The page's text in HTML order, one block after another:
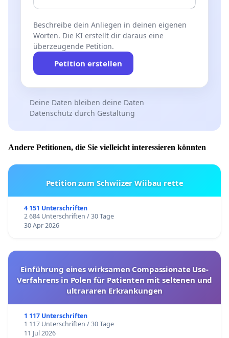
Beschreibe dein Anliegen in deinen eigenen
Worten. Die KI erstellt dir daraus eine
überzeugende Petition.
Petition erstellen
Deine Daten bleiben deine Daten
Datenschutz durch Gestaltung
Andere Petitionen, die Sie vielleicht interessieren könnten
Petition zum Schwiizer Wiibau rette
4 151 Unterschriften
2 684 Unterschriften / 30 Tage
30 Apr 2026
Einführung eines wirksamen Compassionate Use-
Verfahrens in Polen für Patienten mit seltenen und
ultrararen Erkrankungen
1 117 Unterschriften
1 117 Unterschriften / 30 Tage
11 Jul 2026